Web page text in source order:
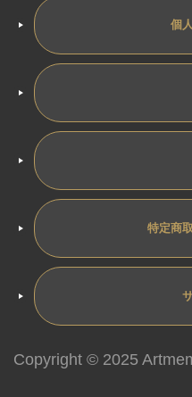
個
特定商
Copyright © 2025